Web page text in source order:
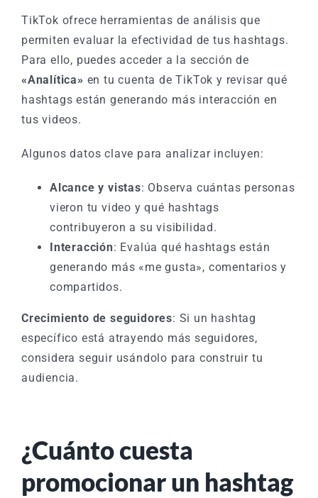
TikTok ofrece herramientas de análisis que
permiten evaluar la efectividad de tus hashtags.
Para ello, puedes acceder a la sección de
«Analítica» en tu cuenta de TikTok y revisar qué
hashtags están generando más interacción en
tus videos.
Algunos datos clave para analizar incluyen:
Alcance y vistas: Observa cuántas personas
vieron tu video y qué hashtags
contribuyeron a su visibilidad.
Interacción: Evalúa qué hashtags están
generando más «me gusta», comentarios y
compartidos.
Crecimiento de seguidores: Si un hashtag
específico está atrayendo más seguidores,
considera seguir usándolo para construir tu
audiencia.
¿Cuánto cuesta
promocionar un hashtag